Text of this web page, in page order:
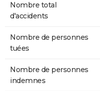
Nombre total
d'accidents
Nombre de personnes
tuées
Nombre de personnes
indemnes